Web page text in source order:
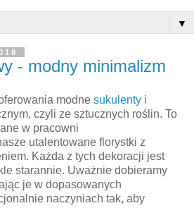
▼
- modny minimalizm
modne sukulenty i
czyli ze sztucznych roślin. To
w pracowni
utalentowane florystki z
Każda z tych dekoracji jest
starannie. Uważnie dobieramy
je w dopasowanych
naczyniach tak, aby